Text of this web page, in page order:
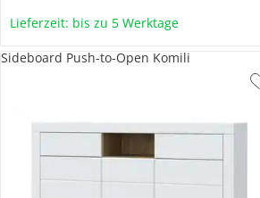
Lieferzeit: bis zu 5 Werktage
Sideboard Push-to-Open Komili